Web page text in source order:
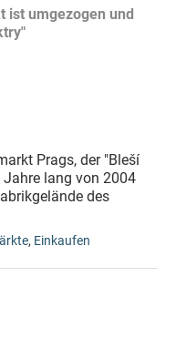
ist umgezogen und
Prags, der "Bleší
lang von 2004
des
, Einkaufen